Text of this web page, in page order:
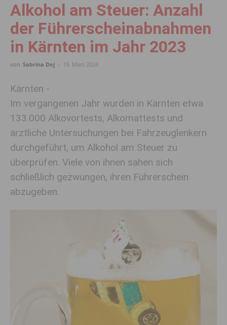
Alkohol am Steuer: Anzahl
der Führerscheinabnahmen
in Kärnten im Jahr 2023
von Sabrina Dej - 19. März 2024
Kärnten -
Im vergangenen Jahr wurden in Kärnten etwa
133.000 Alkovortests, Alkomattests und
ärztliche Untersuchungen bei Fahrzeuglenkern
durchgeführt, um Alkohol am Steuer zu
überprüfen. Viele von ihnen sahen sich
schließlich gezwungen, ihren Führerschein
abzugeben.